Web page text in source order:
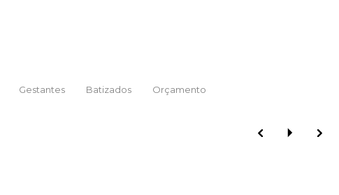
Gestantes Batizados Orçamento